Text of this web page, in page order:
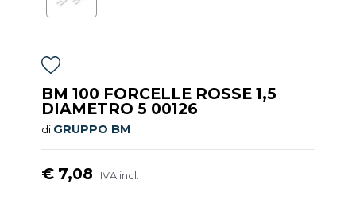
BM 100 FORCELLE ROSSE 1,5
DIAMETRO 5 00126
di GRUPPO BM
€ 7,08 IVA incl.